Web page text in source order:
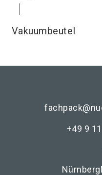
Vakuumbeutel
+49 9